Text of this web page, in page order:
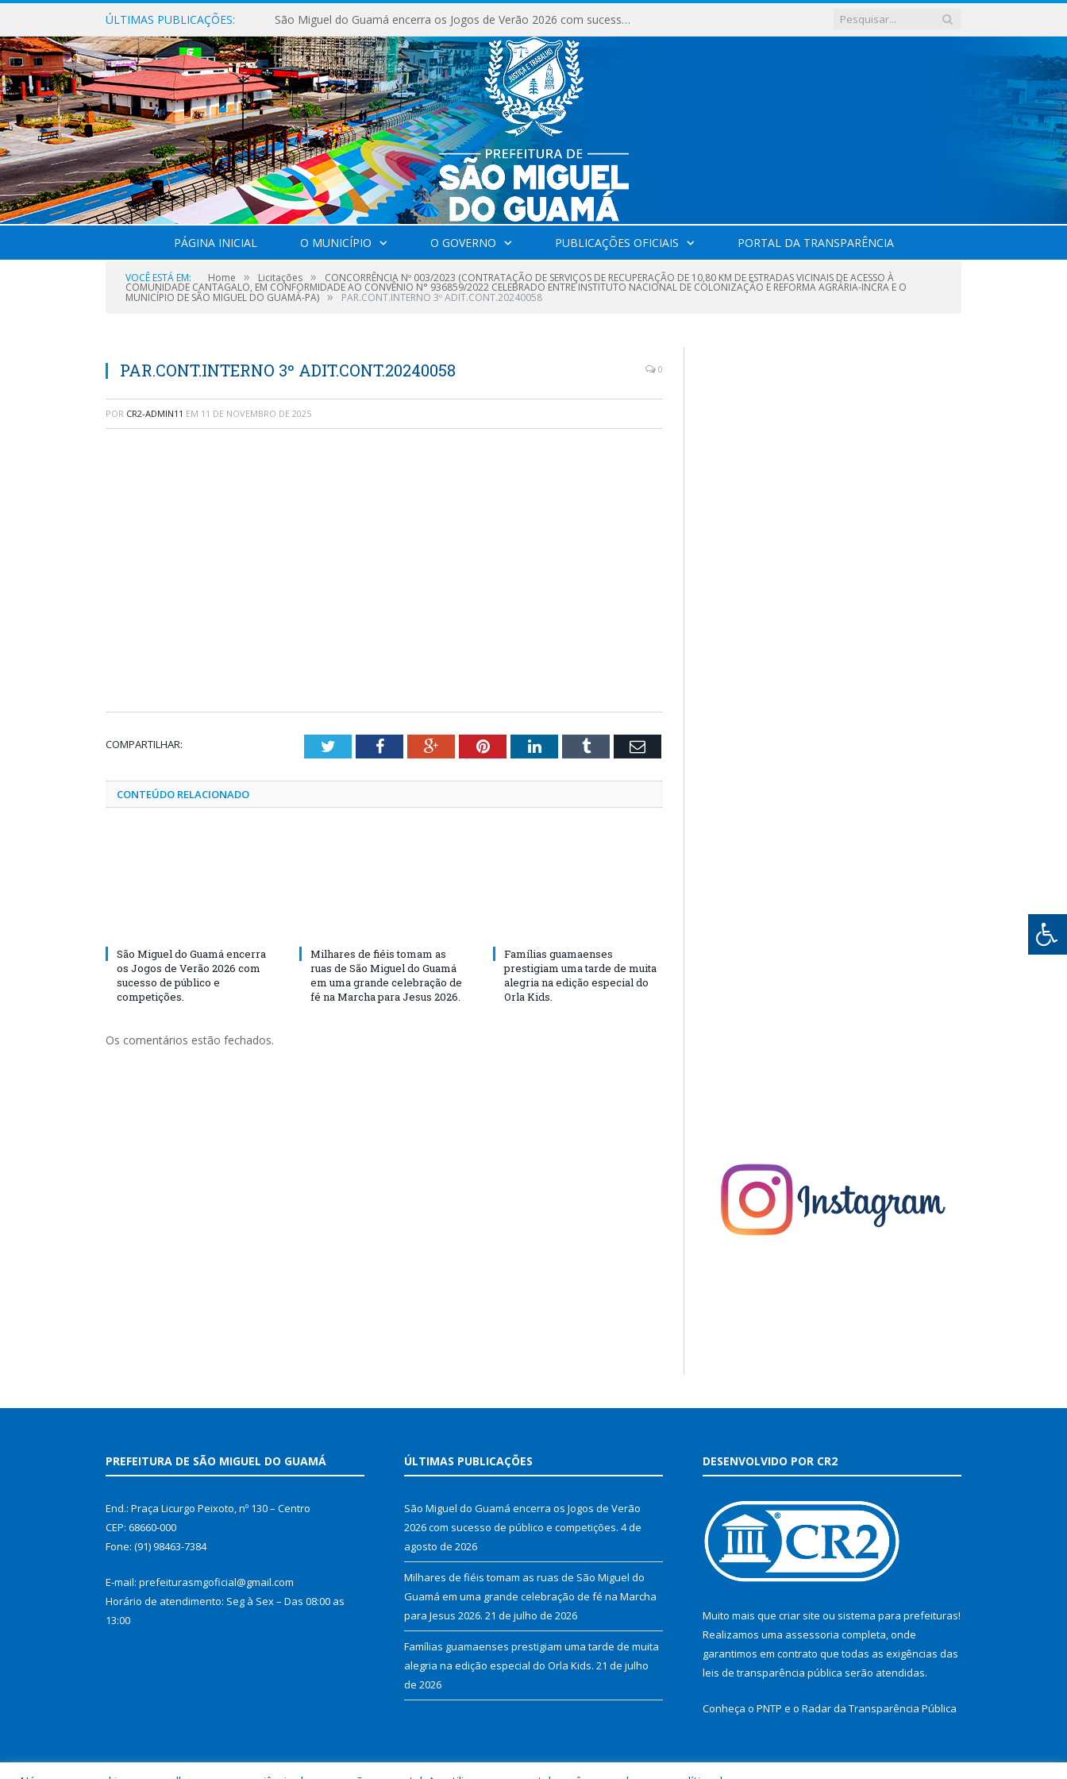
ÚLTIMAS PUBLICAÇÕES: São Miguel do Guamá encerra os Jogos de Verão 2026 com sucesso de público e competições.
PÁGINA INICIAL O MUNICÍPIO O GOVERNO PUBLICAÇÕES OFICIAIS PORTAL DA TRANSPARÊNCIA
VOCÊ ESTÁ EM: Home » Licitações » CONCORRÊNCIA Nº 003/2023 (CONTRATAÇÃO DE SERVIÇOS DE RECUPERAÇÃO DE 10,80 KM DE ESTRADAS VICINAIS DE ACESSO À
COMUNIDADE CANTAGALO, EM CONFORMIDADE AO CONVÊNIO N° 936859/2022 CELEBRADO ENTRE INSTITUTO NACIONAL DE COLONIZAÇÃO E REFORMA AGRÁRIA-INCRA E O
MUNICÍPIO DE SÃO MIGUEL DO GUAMÁ-PA) » PAR.CONT.INTERNO 3º ADIT.CONT.20240058
PAR.CONT.INTERNO 3º ADIT.CONT.20240058 0
POR CR2-ADMIN11 EM 11 DE NOVEMBRO DE 2025
COMPARTILHAR: TwitterFacebookGoogle+PinterestLinkedInTumblr Email
CONTEÚDO RELACIONADO
São Miguel do Guamá encerra
os Jogos de Verão 2026 com
sucesso de público e
competições.
Milhares de fiéis tomam as
ruas de São Miguel do Guamá
em uma grande celebração de
fé na Marcha para Jesus 2026.
Famílias guamaenses
prestigiam uma tarde de muita
alegria na edição especial do
Orla Kids.
Os comentários estão fechados.
PREFEITURA DE SÃO MIGUEL DO GUAMÁ
End.: Praça Licurgo Peixoto, nº 130 – Centro
CEP: 68660-000
Fone: (91) 98463-7384
E-mail: prefeiturasmgoficial@gmail.com
Horário de atendimento: Seg à Sex – Das 08:00 as
13:00
ÚLTIMAS PUBLICAÇÕES
São Miguel do Guamá encerra os Jogos de Verão
2026 com sucesso de público e competições. 4 de
agosto de 2026
Milhares de fiéis tomam as ruas de São Miguel do
Guamá em uma grande celebração de fé na Marcha
para Jesus 2026. 21 de julho de 2026
Famílias guamaenses prestigiam uma tarde de muita
alegria na edição especial do Orla Kids. 21 de julho
de 2026
DESENVOLVIDO POR CR2
Muito mais que criar site ou sistema para prefeituras!
Realizamos uma assessoria completa, onde
garantimos em contrato que todas as exigências das
leis de transparência pública serão atendidas.
Conheça o PNTP e o Radar da Transparência Pública